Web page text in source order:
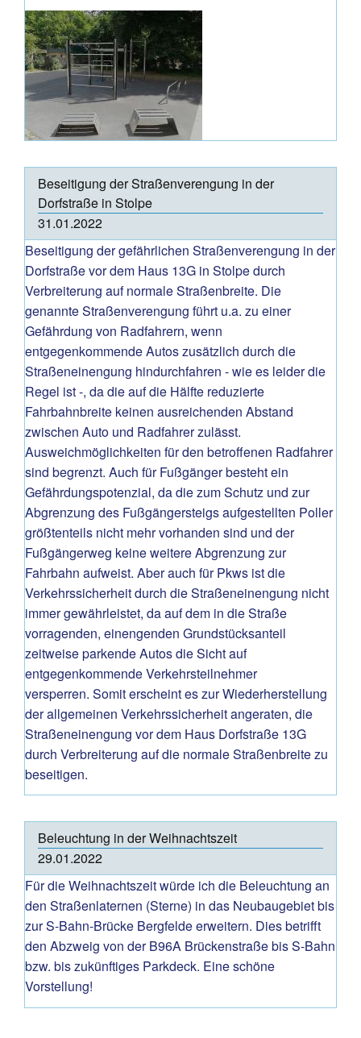
Beseitigung der Straßenverengung in der
Dorfstraße in Stolpe
31.01.2022
Beseitigung der gefährlichen Straßenverengung in der
Dorfstraße vor dem Haus 13G in Stolpe durch
Verbreiterung auf normale Straßenbreite. Die
genannte Straßenverengung führt u.a. zu einer
Gefährdung von Radfahrern, wenn
entgegenkommende Autos zusätzlich durch die
Straßeneinengung hindurchfahren - wie es leider die
Regel ist -, da die auf die Hälfte reduzierte
Fahrbahnbreite keinen ausreichenden Abstand
zwischen Auto und Radfahrer zulässt.
Ausweichmöglichkeiten für den betroffenen Radfahrer
sind begrenzt. Auch für Fußgänger besteht ein
Gefährdungspotenzial, da die zum Schutz und zur
Abgrenzung des Fußgängersteigs aufgestellten Poller
größtenteils nicht mehr vorhanden sind und der
Fußgängerweg keine weitere Abgrenzung zur
Fahrbahn aufweist. Aber auch für Pkws ist die
Verkehrssicherheit durch die Straßeneinengung nicht
immer gewährleistet, da auf dem in die Straße
vorragenden, einengenden Grundstücksanteil
zeitweise parkende Autos die Sicht auf
entgegenkommende Verkehrsteilnehmer
versperren. Somit erscheint es zur Wiederherstellung
der allgemeinen Verkehrssicherheit angeraten, die
Straßeneinengung vor dem Haus Dorfstraße 13G
durch Verbreiterung auf die normale Straßenbreite zu
beseitigen.
Beleuchtung in der Weihnachtszeit
29.01.2022
Für die Weihnachtszeit würde ich die Beleuchtung an
den Straßenlaternen (Sterne) in das Neubaugebiet bis
zur S-Bahn-Brücke Bergfelde erweitern. Dies betrifft
den Abzweig von der B96A Brückenstraße bis S-Bahn
bzw. bis zukünftiges Parkdeck. Eine schöne
Vorstellung!